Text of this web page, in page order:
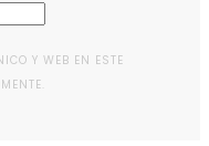
Y WEB EN ESTE